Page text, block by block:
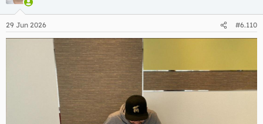
e
s
29 Jun 2026 #6.110